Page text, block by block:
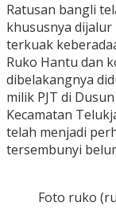
Ratusan bangli
khususnya
terkuak
Ruko Hantu dan
dibelakangnya
milik PJT di
Kecamatan
telah menjadi
tersembunyi
Foto ruko